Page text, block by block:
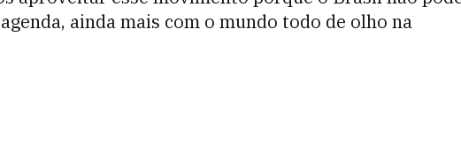
ainda mais com o mundo todo de olho na